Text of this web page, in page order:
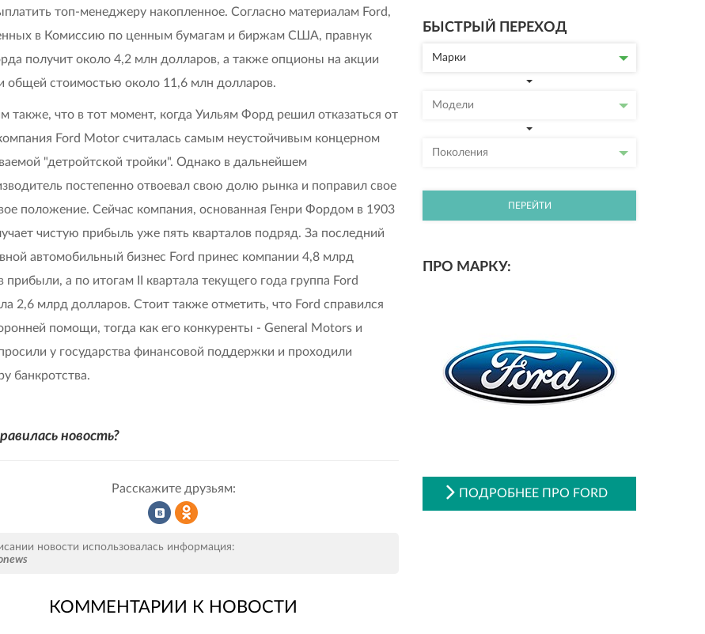
топ-менеджеру накопленное. Согласно материалам Ford,
в Комиссию по ценным бумагам и биржам США, правнук
получит около 4,2 млн долларов, а также опционы на акции
общей стоимостью около 11,6 млн долларов.
также, что в тот момент, когда Уильям Форд решил отказаться от
Ford Motor считалась самым неустойчивым концерном
"детройтской тройки". Однако в дальнейшем
постепенно отвоевал свою долю рынка и поправил свое
положение. Сейчас компания, основанная Генри Фордом в 1903
чистую прибыль уже пять кварталов подряд. За последний
автомобильный бизнес Ford принес компании 4,8 млрд
прибыли, а по итогам II квартала текущего года группа Ford
2,6 млрд долларов. Стоит также отметить, что Ford справился
помощи, тогда как его конкуренты - General Motors и
у государства финансовой поддержки и проходили
банкротства.
новость?
Расскажите друзьям:
во
новости использовалась информация:
КОММЕНТАРИИ К НОВОСТИ
БЫСТРЫЙ ПЕРЕХОД
Марки
Модели
Поколения
ПЕРЕЙТИ
ПРО МАРКУ:
ПОДРОБНЕЕ ПРО FORD